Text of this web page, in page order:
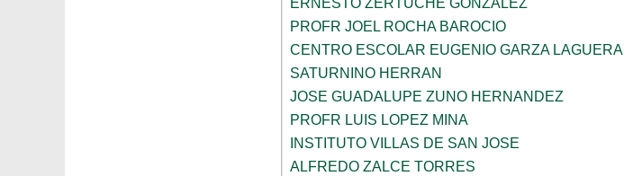
ERNESTO ZERTUCHE GONZALEZ
PROFR JOEL ROCHA BAROCIO
CENTRO ESCOLAR EUGENIO GARZA LAGUERA
SATURNINO HERRAN
JOSE GUADALUPE ZUNO HERNANDEZ
PROFR LUIS LOPEZ MINA
INSTITUTO VILLAS DE SAN JOSE
ALFREDO ZALCE TORRES